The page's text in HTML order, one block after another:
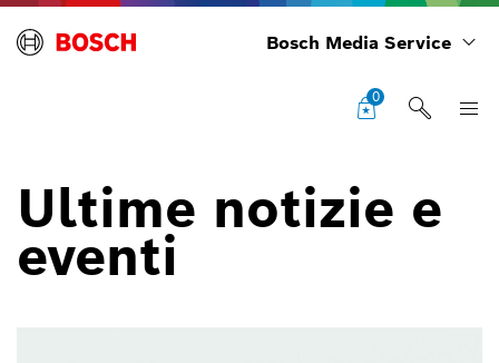
Bosch Media Service
0
Ultime notizie e
eventi